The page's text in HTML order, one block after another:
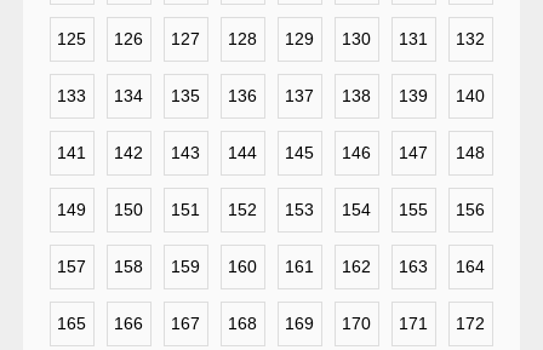
125 126 127 128 129 130 131 132
133 134 135 136 137 138 139 140
141 142 143 144 145 146 147 148
149 150 151 152 153 154 155 156
157 158 159 160 161 162 163 164
165 166 167 168 169 170 171 172